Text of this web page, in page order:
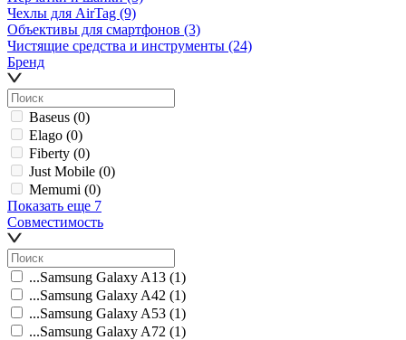
Чехлы для AirTag (9)
Объективы для смартфонов (3)
Чистящие средства и инструменты (24)
Бренд
Baseus (0)
Elago (0)
Fiberty (0)
Just Mobile (0)
Memumi (0)
Показать еще 7
Совместимость
...Samsung Galaxy A13 (1)
...Samsung Galaxy A42 (1)
...Samsung Galaxy A53 (1)
...Samsung Galaxy A72 (1)